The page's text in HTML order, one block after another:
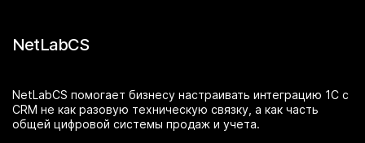
NetLabCS
NetLabCS помогает бизнесу настраивать интеграцию 1С с
CRM не как разовую техническую связку, а как часть
общей цифровой системы продаж и учета.